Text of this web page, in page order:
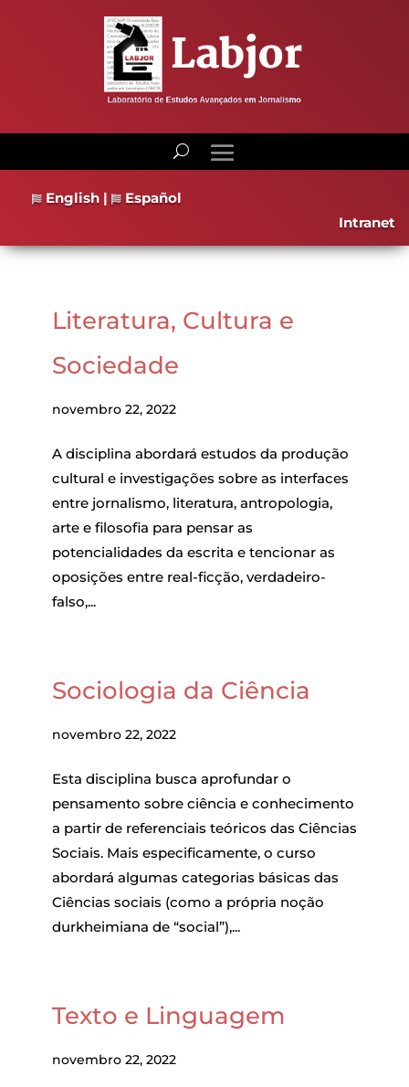
English |
Español
Intranet
Literatura, Cultura e
Sociedade
novembro 22, 2022
A disciplina abordará estudos da produção
cultural e investigações sobre as interfaces
entre jornalismo, literatura, antropologia,
arte e filosofia para pensar as
potencialidades da escrita e tencionar as
oposições entre real-ficção, verdadeiro-
falso,...
Sociologia da Ciência
novembro 22, 2022
Esta disciplina busca aprofundar o
pensamento sobre ciência e conhecimento
a partir de referenciais teóricos das Ciências
Sociais. Mais especificamente, o curso
abordará algumas categorias básicas das
Ciências sociais (como a própria noção
durkheimiana de “social”),...
Texto e Linguagem
novembro 22, 2022